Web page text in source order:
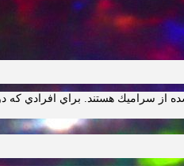
از سراميك هستند. براي افرادي